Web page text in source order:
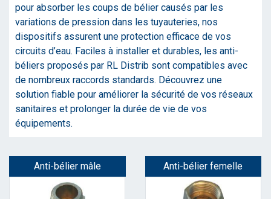
pour absorber les coups de bélier causés par les
variations de pression dans les tuyauteries, nos
dispositifs assurent une protection efficace de vos
circuits d’eau. Faciles à installer et durables, les anti-
béliers proposés par RL Distrib sont compatibles avec
de nombreux raccords standards. Découvrez une
solution fiable pour améliorer la sécurité de vos réseaux
sanitaires et prolonger la durée de vie de vos
équipements.
Anti-bélier mâle Anti-bélier femelle